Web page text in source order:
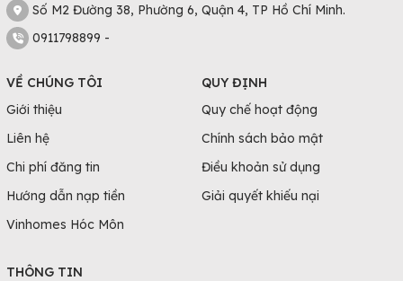
Số M2 Đường 38, Phường 6, Quận 4, TP Hồ Chí Minh.
0911798899 -
VỀ CHÚNG TÔI
Giới thiệu
Liên hệ
Chi phí đăng tin
Hướng dẫn nạp tiền
Vinhomes Hóc Môn
QUY ĐỊNH
Quy chế hoạt động
Chính sách bảo mật
Điều khoản sử dụng
Giải quyết khiếu nại
THÔNG TIN